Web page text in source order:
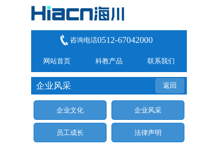
咨询电话0512-67042000
网站首页 科教产品 联系我们
返回
企业风采
企业文化 企业风采
员工成长 法律声明